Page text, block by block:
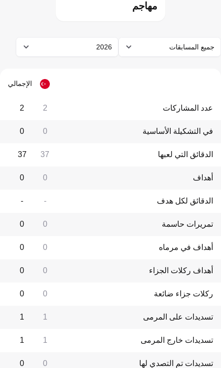
مهاجم
جميع المسابقات 2026
الإجمالي
عدد المشاركات 2
2
في التشكيلة الأساسية 0
0
الدقائق التي لعبها 37
37
أهداف 0
0
الدقائق لكل هدف -
-
تمريرات حاسمة 0
0
أهداف في مرماه 0
0
أهداف ركلات الجزاء 0
0
ركلات جزاء ضائعة 0
0
تسديدات على المرمى 1
1
تسديدات خارج المرمى 1
1
تسديدات تم التصدي لها 0
0